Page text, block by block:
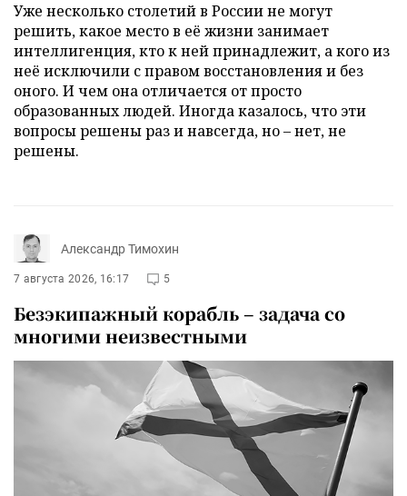
Уже несколько столетий в России не могут
решить, какое место в её жизни занимает
интеллигенция, кто к ней принадлежит, а кого из
неё исключили с правом восстановления и без
оного. И чем она отличается от просто
образованных людей. Иногда казалось, что эти
вопросы решены раз и навсегда, но – нет, не
решены.
Александр Тимохин
7 августа 2026, 16:17 5
Безэкипажный корабль – задача со
многими неизвестными